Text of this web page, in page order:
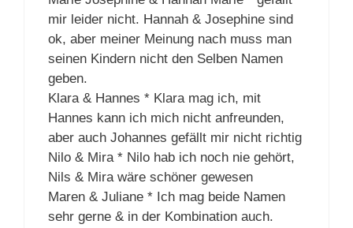
mir leider nicht. Hannah & Josephine sind
ok, aber meiner Meinung nach muss man
seinen Kindern nicht den Selben Namen
geben.
Klara & Hannes * Klara mag ich, mit
Hannes kann ich mich nicht anfreunden,
aber auch Johannes gefällt mir nicht richtig
Nilo & Mira * Nilo hab ich noch nie gehört,
Nils & Mira wäre schöner gewesen
Maren & Juliane * Ich mag beide Namen
sehr gerne & in der Kombination auch.